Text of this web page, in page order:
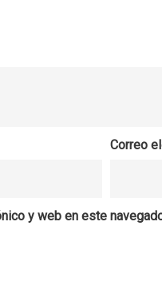
Correo
y web en este